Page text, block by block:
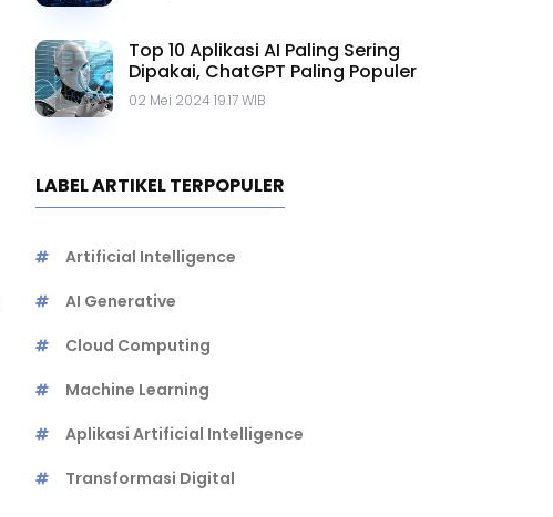
Top 10 Aplikasi AI Paling Sering
Dipakai, ChatGPT Paling Populer
02 Mei 2024 19.17 WIB
LABEL ARTIKEL TERPOPULER
Artificial Intelligence
AI Generative
Cloud Computing
Machine Learning
Aplikasi Artificial Intelligence
Transformasi Digital